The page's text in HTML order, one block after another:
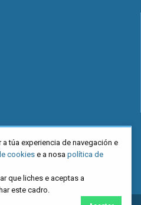
túa experiencia de navegación e
cookies e a nosa política de
que liches e aceptas a
este cadro.